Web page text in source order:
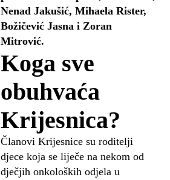
Nenad Jakušić, Mihaela Rister,
Božičević Jasna i Zoran
Mitrović.
Koga sve
obuhvaća
Krijesnica?
Članovi Krijesnice su roditelji
djece koja se liječe na nekom od
dječjih onkoloških odjela u